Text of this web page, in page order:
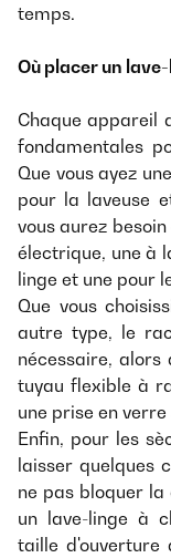
temps.
Où placer un
Chaque appareil
fondamentales
Que vous ayez
pour la laveuse
vous aurez
électrique, une à
linge et une pour
Que vous
autre type, le
nécessaire, alors
tuyau flexible à
une prise en
Enfin, pour les
laisser quelques
ne pas bloquer la
un lave-linge à
taille d'ouverture